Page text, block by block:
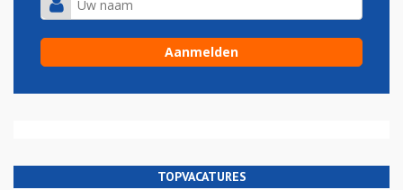
TOPVACATURES